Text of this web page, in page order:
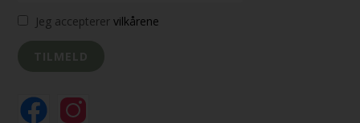
Jeg accepterervilkårene